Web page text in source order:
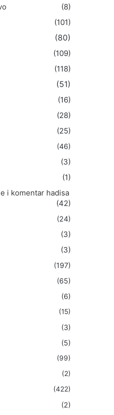
(8)
(101)
(80)
(109)
(118)
(51)
(16)
(28)
(25)
(46)
(3)
(1)
i komentar hadisa
(42)
(24)
(3)
(3)
(197)
(65)
(6)
(15)
(3)
(5)
(99)
(2)
(422)
(2)